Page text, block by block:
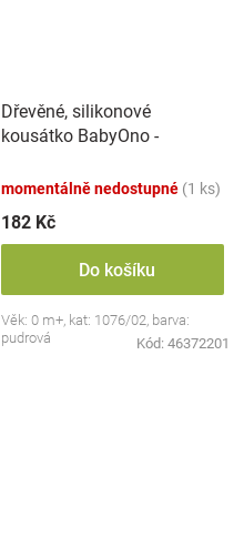
Dřevěné, silikonové
kousátko BabyOno -
momentálně nedostupné (1 ks)
182 Kč
Do košíku
Věk: 0 m+, kat: 1076/02, barva:
pudrová
Kód: 46372201